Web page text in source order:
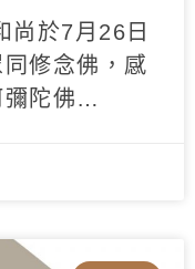
尚於7月26日
修念佛，感
彌陀佛…